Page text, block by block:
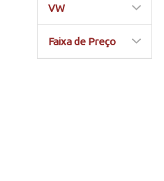
VW
Faixa de Preço